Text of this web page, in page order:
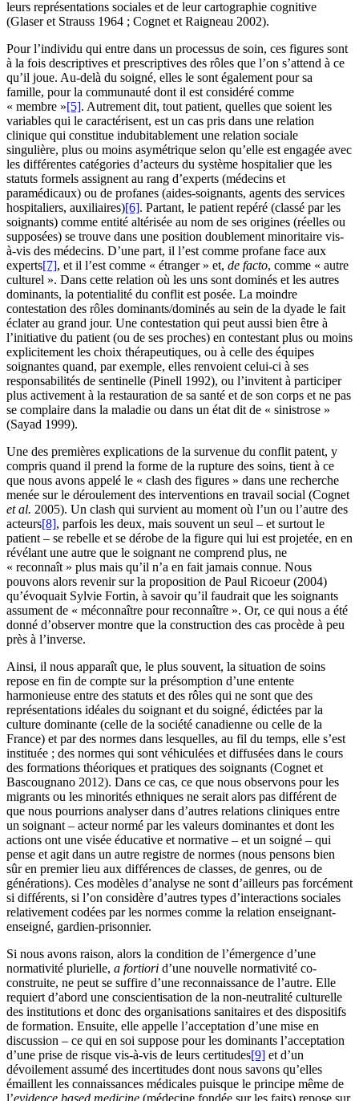
leurs représentations sociales et de leur cartographie cognitive
(Glaser et Strauss 1964 ; Cognet et Raigneau 2002).
Pour l’individu qui entre dans un processus de soin, ces figures sont
à la fois descriptives et prescriptives des rôles que l’on s’attend à ce
qu’il joue. Au-delà du soigné, elles le sont également pour sa
famille, pour la communauté dont il est considéré comme
« membre »[5]. Autrement dit, tout patient, quelles que soient les
variables qui le caractérisent, est un cas pris dans une relation
clinique qui constitue indubitablement une relation sociale
singulière, plus ou moins asymétrique selon qu’elle est engagée avec
les différentes catégories d’acteurs du système hospitalier que les
statuts formels assignent au rang d’experts (médecins et
paramédicaux) ou de profanes (aides-soignants, agents des services
hospitaliers, auxiliaires)[6]. Partant, le patient repéré (classé par les
soignants) comme entité altérisée au nom de ses origines (réelles ou
supposées) se trouve dans une position doublement minoritaire vis-
à-vis des médecins. D’une part, il l’est comme profane face aux
experts[7], et il l’est comme « étranger » et, de facto, comme « autre
culturel ». Dans cette relation où les uns sont dominés et les autres
dominants, la potentialité du conflit est posée. La moindre
contestation des rôles dominants/dominés au sein de la dyade le fait
éclater au grand jour. Une contestation qui peut aussi bien être à
l’initiative du patient (ou de ses proches) en contestant plus ou moins
explicitement les choix thérapeutiques, ou à celle des équipes
soignantes quand, par exemple, elles renvoient celui-ci à ses
responsabilités de sentinelle (Pinell 1992), ou l’invitent à participer
plus activement à la restauration de sa santé et de son corps et ne pas
se complaire dans la maladie ou dans un état dit de « sinistrose »
(Sayad 1999).
Une des premières explications de la survenue du conflit patent, y
compris quand il prend la forme de la rupture des soins, tient à ce
que nous avons appelé le « clash des figures » dans une recherche
menée sur le déroulement des interventions en travail social (Cognet
et al. 2005). Un clash qui survient au moment où l’un ou l’autre des
acteurs[8], parfois les deux, mais souvent un seul – et surtout le
patient – se rebelle et se dérobe de la figure qui lui est projetée, en en
révélant une autre que le soignant ne comprend plus, ne
« reconnaît » plus mais qu’il n’a en fait jamais connue. Nous
pouvons alors revenir sur la proposition de Paul Ricoeur (2004)
qu’évoquait Sylvie Fortin, à savoir qu’il faudrait que les soignants
assument de « méconnaître pour reconnaître ». Or, ce qui nous a été
donné d’observer montre que la construction des cas procède à peu
près à l’inverse.
Ainsi, il nous apparaît que, le plus souvent, la situation de soins
repose en fin de compte sur la présomption d’une entente
harmonieuse entre des statuts et des rôles qui ne sont que des
représentations idéales du soignant et du soigné, édictées par la
culture dominante (celle de la société canadienne ou celle de la
France) et par des normes dans lesquelles, au fil du temps, elle s’est
instituée ; des normes qui sont véhiculées et diffusées dans le cours
des formations théoriques et pratiques des soignants (Cognet et
Bascougnano 2012). Dans ce cas, ce que nous observons pour les
migrants ou les minorités ethniques ne serait alors pas différent de
que nous pourrions analyser dans d’autres relations cliniques entre
un soignant – acteur normé par les valeurs dominantes et dont les
actions ont une visée éducative et normative – et un soigné – qui
pense et agit dans un autre registre de normes (nous pensons bien
sûr en premier lieu aux différences de classes, de genres, ou de
générations). Ces modèles d’analyse ne sont d’ailleurs pas forcément
si différents, si l’on considère d’autres types d’interactions sociales
relativement codées par les normes comme la relation enseignant-
enseigné, gardien-prisonnier.
Si nous avons raison, alors la condition de l’émergence d’une
normativité plurielle, a fortiori d’une nouvelle normativité co-
construite, ne peut se suffire d’une reconnaissance de l’autre. Elle
requiert d’abord une conscientisation de la non-neutralité culturelle
des institutions et donc des organisations sanitaires et des dispositifs
de formation. Ensuite, elle appelle l’acceptation d’une mise en
discussion – ce qui en soi suppose pour les dominants l’acceptation
d’une prise de risque vis-à-vis de leurs certitudes[9] et d’un
dévoilement assumé des incertitudes dont nous savons qu’elles
émaillent les connaissances médicales puisque le principe même de
l’evidence based medicine (médecine fondée sur les faits) repose sur